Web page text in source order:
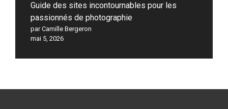
Guide des sites incontournables pour les
passionnés de photographie
par Camille Bergeron
mai 5, 2026